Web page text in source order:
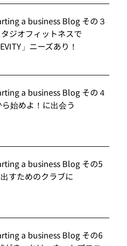
a business Blog その３
ジオフィットネスで
」ニーズあり！
a business Blog その４
始めよ！に出会う
a business Blog その5
すためのクラブに
a business Blog その6